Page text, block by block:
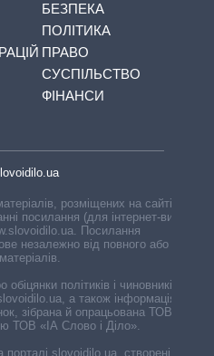
БЕЗПЕКА
ПОЛІТИКА
ПРАВО
СУСПІЛЬСТВО
ФІНАНСИ
розміщених на сайті,
посилання (для інтернет-видань
Посилання
незалежно від повного або
політиків і чиновників,
а також інформація про
зібрана й опрацьована ТОВ «ІА
ТОВ «ІА Слово і Діло».
порталі slovoidilo.ua, створені ГО